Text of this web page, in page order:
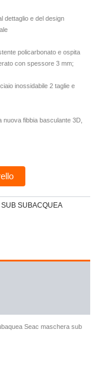
dettaglio e del design
policarbonato e ospita
con spessore 3 mm;
inossidabile 2 taglie e
fibbia basculante 3D,
SUB SUBACQUEA
Seac maschera sub